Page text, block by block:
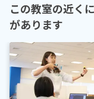
この教室の近く
があります